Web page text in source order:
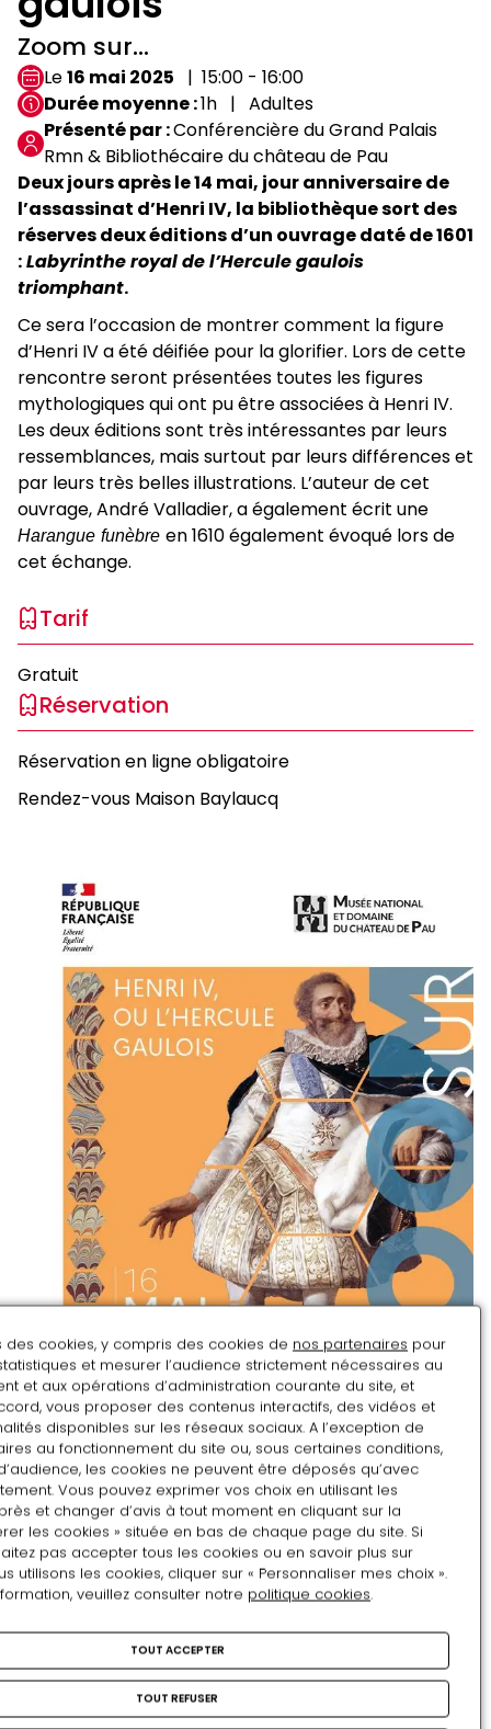
Zoom sur...
Le16 mai 2025
15:00 - 16:00
Durée moyenne 1h
Adultes
Présenté par Conférencière du Grand Palais
Rmn & Bibliothécaire du château de Pau
Deux jours après le 14 mai, jour anniversaire de
l’assassinat d’Henri IV, la bibliothèque sort des
réserves deux éditions d’un ouvrage daté de 1601
:Labyrinthe royal de l’Hercule gaulois
triomphant.
Ce sera l’occasion de montrer comment la figure
d’Henri IV a été déifiée pour la glorifier. Lors de cette
rencontre seront présentées toutes les figures
mythologiques qui ont pu être associées à Henri IV.
Les deux éditions sont très intéressantes par leurs
ressemblances, mais surtout par leurs différences et
par leurs très belles illustrations. L’auteur de cet
ouvrage, André Valladier, a également écrit une
Harangue funèbre en 1610 également évoqué lors de
cet échange.
Tarif
Gratuit
Réservation
Réservation en ligne obligatoire
Rendez-vous Maison Baylaucq
Août
LU MA ME JE VE SA DI
5 6
12 13
des cookies, y compris des cookies de nos partenaires pour
et mesurer l’audience strictement nécessaires au
et aux opérations d’administration courante du site, et
vous proposer des contenus interactifs, des vidéos et
disponibles sur les réseaux sociaux. A l’exception de
au fonctionnement du site ou, sous certaines conditions,
les cookies ne peuvent être déposés qu’avec
Vous pouvez exprimer vos choix en utilisant les
et changer d’avis à tout moment en cliquant sur la
les cookies » située en bas de chaque page du site. Si
pas accepter tous les cookies ou en savoir plus sur
utilisons les cookies, cliquer sur « Personnaliser mes choix ».
veuillez consulter notre politique cookies.
TOUT ACCEPTER
TOUT REFUSER